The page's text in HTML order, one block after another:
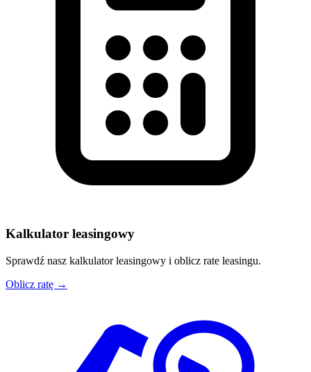
Kalkulator leasingowy
Sprawdź nasz kalkulator leasingowy i oblicz rate leasingu.
Oblicz ratę →